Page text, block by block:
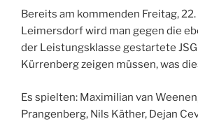
Bereits am kommenden Freitag, 22.
Leimersdorf wird man gegen die
der Leistungsklasse gestartete
Kürrenberg zeigen müssen, was
Es spielten: Maximilian van
Prangenberg, Nils Käther, Dejan